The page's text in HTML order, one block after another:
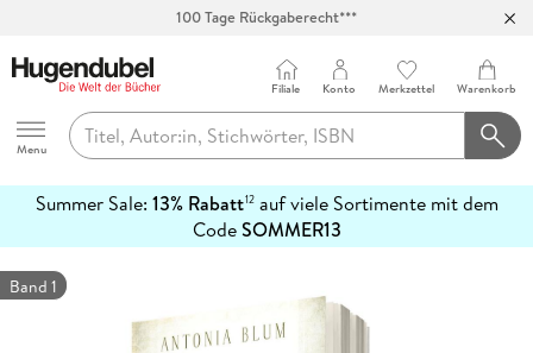
100 Tage Rückgaberecht***
Hugendubel
Menu
Filiale Konto Merkzettel Warenkorb
Summer Sale: 13% Rabatt12auf viele Sortimente mit dem
CodeSOMMER13
erfahren
Band 1